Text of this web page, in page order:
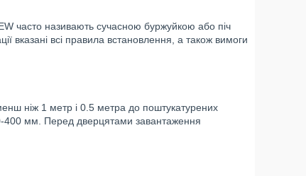
часто називають сучасною буржуйкою або піч
вказані всі правила встановлення, а також вимоги
ніж 1 метр і 0.5 метра до поштукатурених
400 мм. Перед дверцятами завантаження